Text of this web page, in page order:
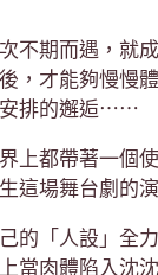
不期而遇，就
，才能夠慢慢
安排的邂逅⋯⋯
上都帶著一個
這場舞台劇的演
的「人設」全
當肉體陷入沈